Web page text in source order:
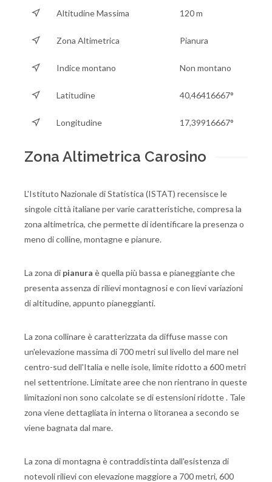
Altitudine Massima 120 m
Zona Altimetrica Pianura
Indice montano Non montano
Latitudine 40,46416667°
Longitudine 17,39916667°
Zona Altimetrica Carosino
L'Istituto Nazionale di Statistica (ISTAT) recensisce le
singole città italiane per varie caratteristiche, compresa la
zona altimetrica, che permette di identificare la presenza o
meno di colline, montagne e pianure.
La zona di pianura è quella più bassa e pianeggiante che
presenta assenza di rilievi montagnosi e con lievi variazioni
di altitudine, appunto pianeggianti.
La zona collinare è caratterizzata da diffuse masse con
un'elevazione massima di 700 metri sul livello del mare nel
centro-sud dell'Italia e nelle isole, limite ridotto a 600 metri
nel settentrione. Limitate aree che non rientrano in queste
limitazioni non sono calcolate se di estensioni ridotte . Tale
zona viene dettagliata in interna o litoranea a secondo se
viene bagnata dal mare.
La zona di montagna è contraddistinta dall'esistenza di
notevoli rilievi con elevazione maggiore a 700 metri, 600